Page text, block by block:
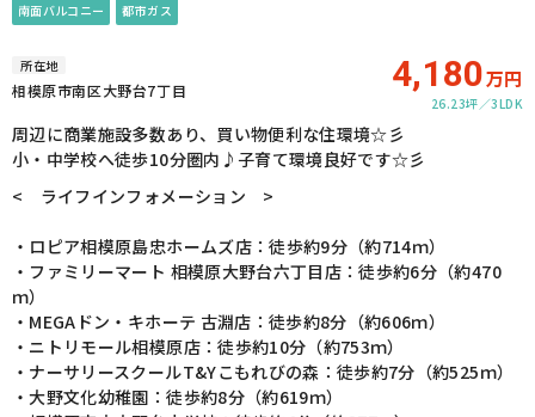
南面バルコニー 都市ガス
所在地
相模原市南区大野台7丁目 4,180万円
26.23坪 3LDK
周辺に商業施設多数あり、買い物便利な住環境☆彡
小・中学校へ徒歩10分圏内♪子育て環境良好です☆彡
< ライフインフォメーション >
・ロピア相模原島忠ホームズ店：徒歩約9分（約714ｍ）
・ファミリーマート 相模原大野台六丁目店：徒歩約6分（約470
ｍ）
・MEGAドン・キホーテ 古淵店：徒歩約8分（約606ｍ）
・ニトリモール相模原店：徒歩約10分（約753ｍ）
・ナーサリースクールT&Yこもれびの森：徒歩約7分（約525ｍ）
・大野文化幼稚園：徒歩約8分（約619ｍ）